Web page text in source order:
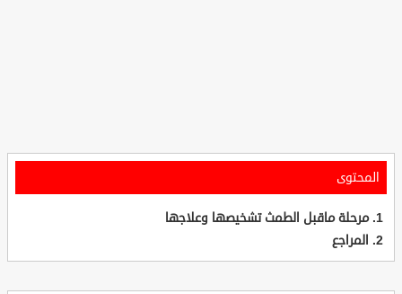
المحتوى
مرحلة ماقبل الطمث تشخيصها وعلاجها
المراجع